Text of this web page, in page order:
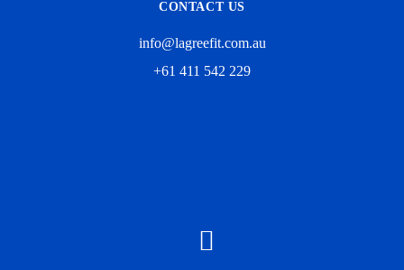
CONTACT US
info@lagreefit.com.au
+61 411 542 229